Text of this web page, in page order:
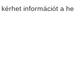
információt a